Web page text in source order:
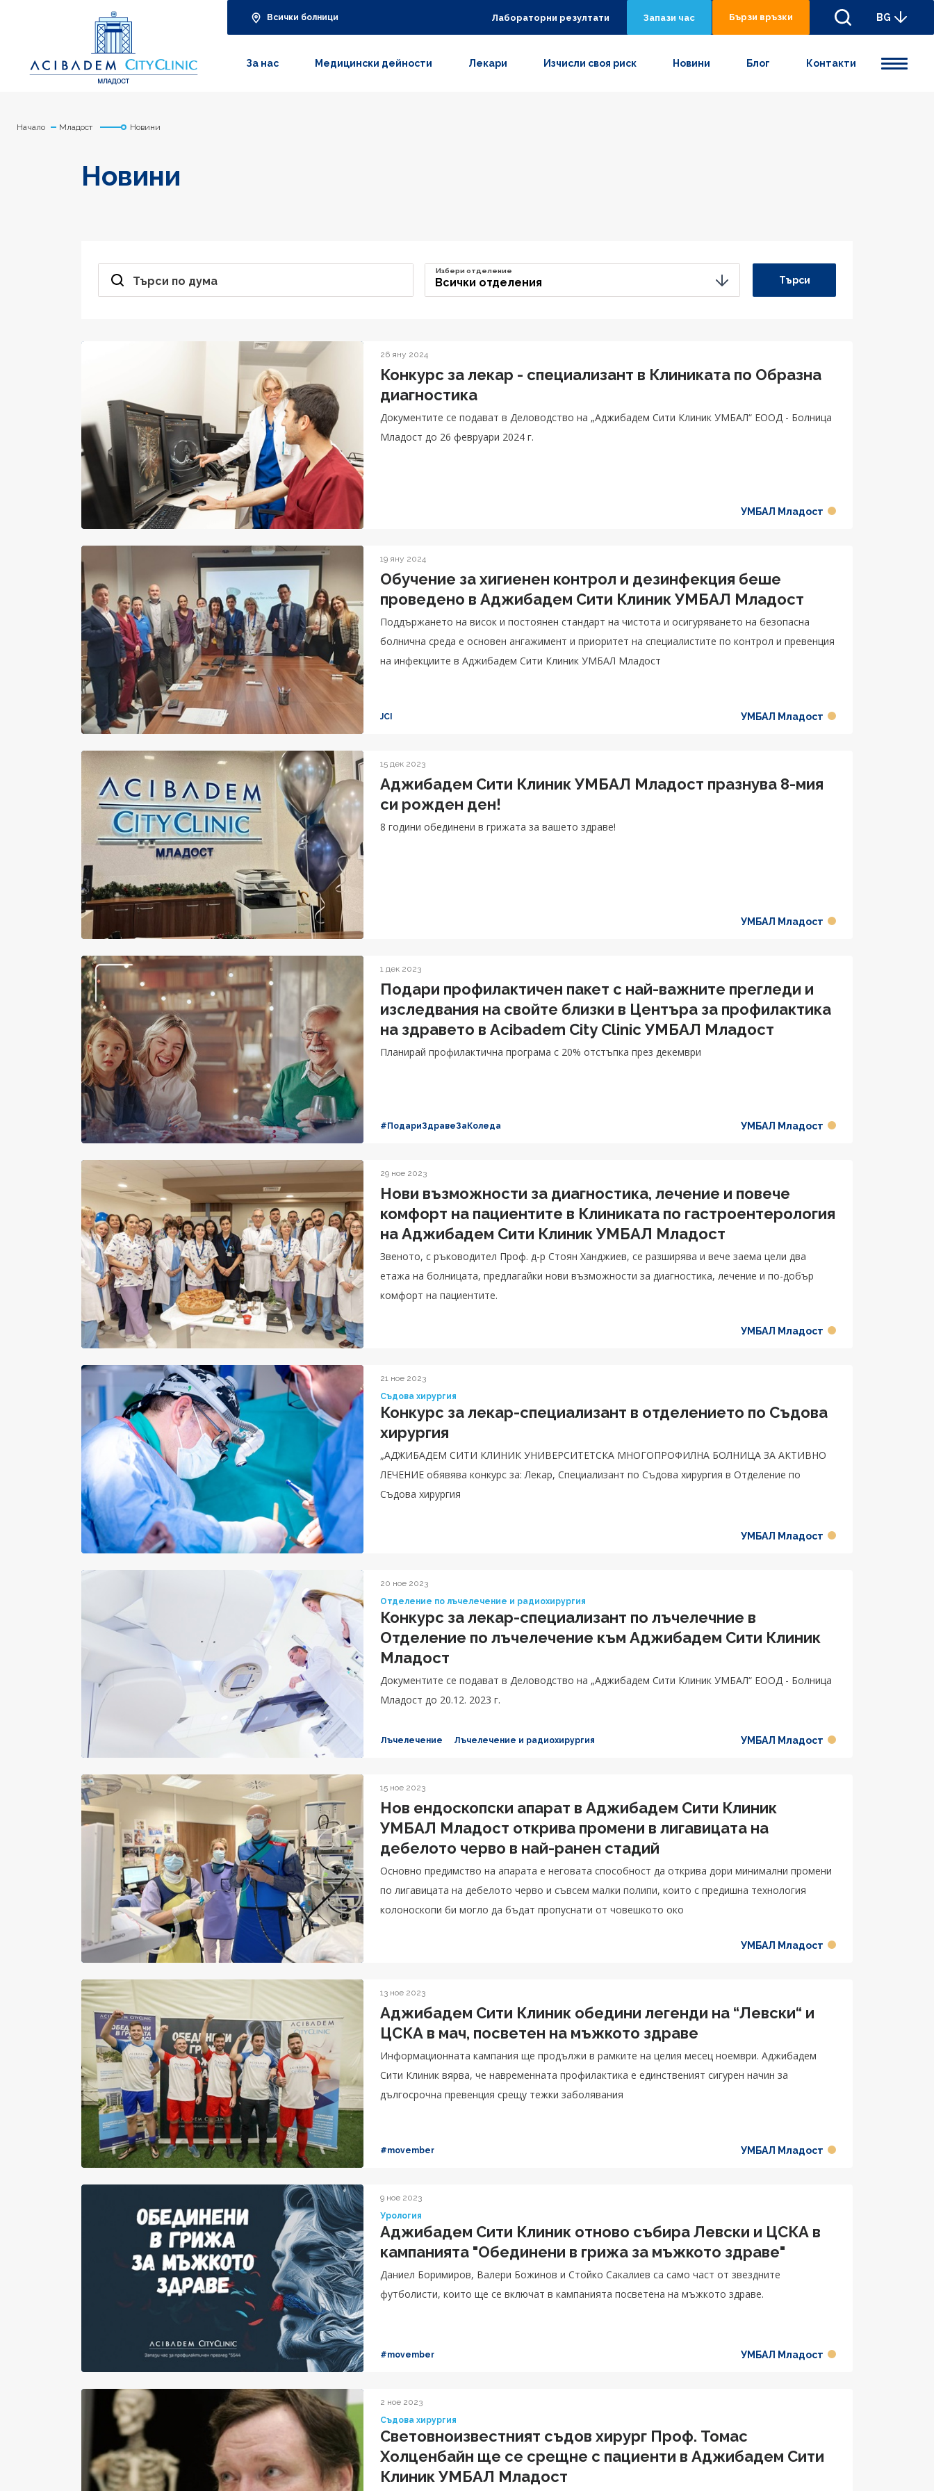
Всички болници Лабораторни резултати Запази час Бързи връзки BG
За нас Медицински дейности Лекари Изчисли своя риск Новини Блог Контакти
Начало Младост Новини
Новини
Търси по дума Всички отделения
Избери отделение
Търси
26 яну 2024
Конкурс за лекар - специализант в Клиниката по Образна
диагностика
Документите се подават в Деловодство на „Аджибадем Сити Клиник УМБАЛ“ ЕООД - Болница
Младост до 26 февруари 2024 г.
УМБАЛ Младост
19 яну 2024
Обучение за хигиенен контрол и дезинфекция беше
проведено в Аджибадем Сити Клиник УМБАЛ Младост
Поддържането на висок и постоянен стандарт на чистота и осигуряването на безопасна
болнична среда е основен ангажимент и приоритет на специалистите по контрол и превенция
на инфекциите в Аджибадем Сити Клиник УМБАЛ Младост
JCI УМБАЛ Младост
15 дек 2023
Аджибадем Сити Клиник УМБАЛ Младост празнува 8-мия
си рожден ден!
8 години обединени в грижата за вашето здраве!
УМБАЛ Младост
1 дек 2023
Подари профилактичен пакет с най-важните прегледи и
изследвания на свойте близки в Центъра за профилактика
на здравето в Acibаdem City Clinic УМБАЛ Младост
Планирай профилактична програма с 20% отстъпка през декември
#ПодариЗдравеЗаКоледа УМБАЛ Младост
29 ное 2023
Нови възможности за диагностика, лечение и повече
комфорт на пациентите в Клиниката по гастроентерология
на Аджибадем Сити Клиник УМБАЛ Младост
Звеното, с ръководител Проф. д-р Стоян Ханджиев, се разширява и вече заема цели два
етажа на болницата, предлагайки нови възможности за диагностика, лечение и по-добър
комфорт на пациентите.
УМБАЛ Младост
21 ное 2023
Съдова хирургия
Конкурс за лекар-специализант в отделението по Съдова
хирургия
„АДЖИБАДЕМ СИТИ КЛИНИК УНИВЕРСИТЕТСКА МНОГОПРОФИЛНА БОЛНИЦА ЗА АКТИВНО
ЛЕЧЕНИЕ обявява конкурс за: Лекар, Специализант по Съдова хирургия в Отделение по
Съдова хирургия
УМБАЛ Младост
20 ное 2023
Отделение по лъчелечение и радиохирургия
Конкурс за лекар-специализант по лъчелечние в
Отделение по лъчелечение към Аджибадем Сити Клиник
Младост
Документите се подават в Деловодство на „Аджибадем Сити Клиник УМБАЛ“ ЕООД - Болница
Младост до 20.12. 2023 г.
Лъчелечение Лъчелечение и радиохирургия УМБАЛ Младост
15 ное 2023
Нов ендоскопски апарат в Аджибадем Сити Клиник
УМБАЛ Младост открива промени в лигавицата на
дебелото черво в най-ранен стадий
Основно предимство на апарата е неговата способност да открива дори минимални промени
по лигавицата на дебелото черво и съвсем малки полипи, които с предишна технология
колоноскопи би могло да бъдат пропуснати от човешкото око
УМБАЛ Младост
13 ное 2023
Аджибадем Сити Клиник обедини легенди на “Левски“ и
ЦСКА в мач, посветен на мъжкото здраве
Информационната кампания ще продължи в рамките на целия месец ноември. Аджибадем
Сити Клиник вярва, че навременната профилактика е единственият сигурен начин за
дългосрочна превенция срещу тежки заболявания
#movember УМБАЛ Младост
9 ное 2023
Урология
Аджибадем Сити Клиник отново събира Левски и ЦСКА в
кампанията "Обединени в грижа за мъжкото здраве"
Даниел Боримиров, Валери Божинов и Стойко Сакалиев са само част от звездните
футболисти, които ще се включат в кампанията посветена на мъжкото здраве.
#movember УМБАЛ Младост
2 ное 2023
Съдова хирургия
Световноизвестният съдов хирург Проф. Томас
Холценбайн ще се срещне с пациенти в Аджибадем Сити
Клиник УМБАЛ Младост